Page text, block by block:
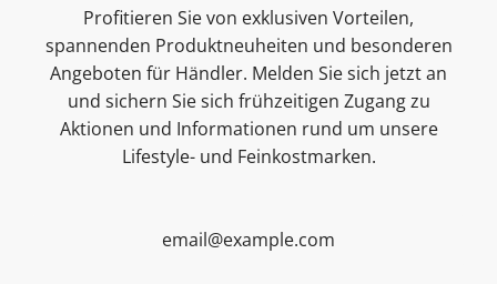
Merchandise
Blog
Suchen
Kontakt
Cookie Einstellungen
Impressum
AGB
Profitieren Sie von exklusiven Vorteilen,
spannenden Produktneuheiten und besonderen
Angeboten für Händler. Melden Sie sich jetzt an
und sichern Sie sich frühzeitigen Zugang zu
Aktionen und Informationen rund um unsere
Lifestyle- und Feinkostmarken.